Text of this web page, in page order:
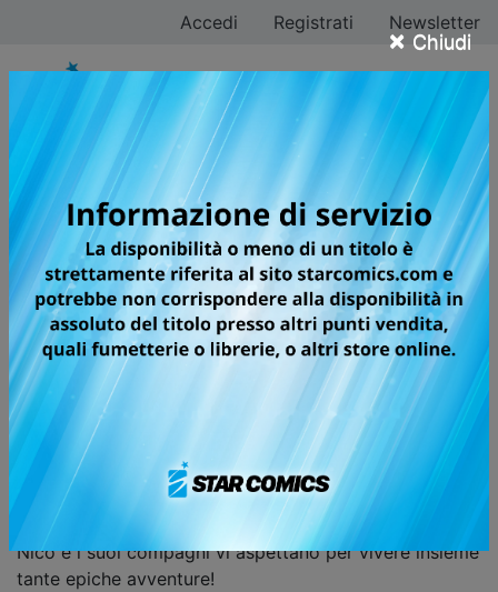
× Chiudi
Accedi Registrati Newsletter
MINECRAFT -
VIAGGIO AI CONFINI
DEL MONDO
IL MANGA UFFICIALE DEL GIOCO DI
FAMA MONDIALE! GAME START!
Siete pronti a partire per un viaggio oltre i confini del
mondo? Star Comics è orgogliosa di presentare il
manga ufficiale di MINECRAFT, il gioco di fama
mondiale creato dalla mente geniale di Markus
Persson e divenuto il più venduto della storia!
Nico e i suoi compagni vi aspettano per vivere insieme
tante epiche avventure!